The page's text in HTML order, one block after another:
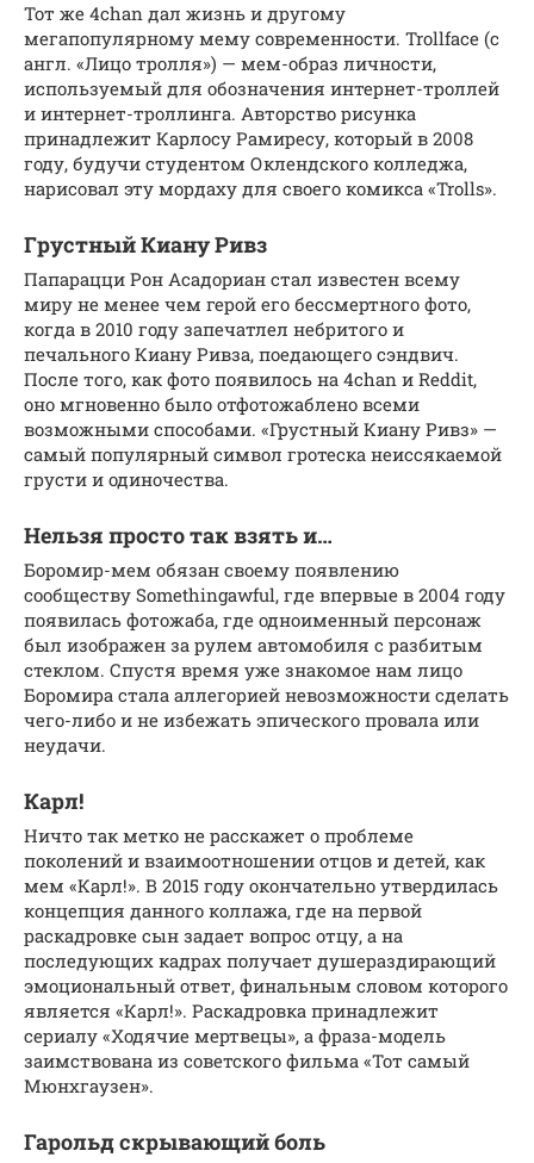
Тот же 4chan дал жизнь и другому
мегапопулярному мему современности. Trollface (с
англ. «Лицо тролля») — мем-образ личности,
используемый для обозначения интернет-троллей
и интернет-троллинга. Авторство рисунка
принадлежит Карлосу Рамиресу, который в 2008
году, будучи студентом Оклендского колледжа,
нарисовал эту мордаху для своего комикса «Trolls».
Грустный Киану Ривз
Папарацци Рон Асадориан стал известен всему
миру не менее чем герой его бессмертного фото,
когда в 2010 году запечатлел небритого и
печального Киану Ривза, поедающего сэндвич.
После того, как фото появилось на 4chan и Reddit,
оно мгновенно было отфотожаблено всеми
возможными способами. «Грустный Киану Ривз» —
самый популярный символ гротеска неиссякаемой
грусти и одиночества.
Нельзя просто так взять и…
Боромир-мем обязан своему появлению
сообществу Somethingawful, где впервые в 2004 году
появилась фотожаба, где одноименный персонаж
был изображен за рулем автомобиля с разбитым
стеклом. Спустя время уже знакомое нам лицо
Боромира стала аллегорией невозможности сделать
чего-либо и не избежать эпического провала или
неудачи.
Карл!
Ничто так метко не расскажет о проблеме
поколений и взаимоотношении отцов и детей, как
мем «Карл!». В 2015 году окончательно утвердилась
концепция данного коллажа, где на первой
раскадровке сын задает вопрос отцу, а на
последующих кадрах получает душераздирающий
эмоциональный ответ, финальным словом которого
является «Карл!». Раскадровка принадлежит
сериалу «Ходячие мертвецы», а фраза-модель
заимствована из советского фильма «Тот самый
Мюнхгаузен».
Гарольд скрывающий боль